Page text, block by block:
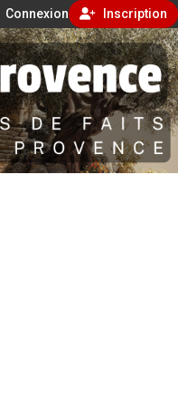
Connexion Inscription